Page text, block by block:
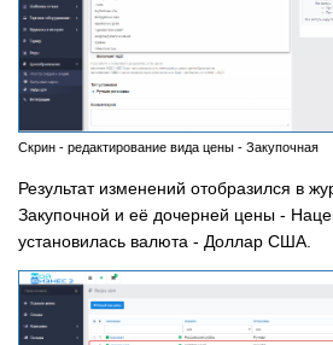
Скрин - редактирование вида цены - Закупочная
Результат изменений отобразился в
Закупочной и её дочерней цены -
установилась валюта - Доллар США.